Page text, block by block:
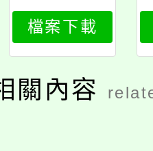
051_attach
2
檔案下載
關內容